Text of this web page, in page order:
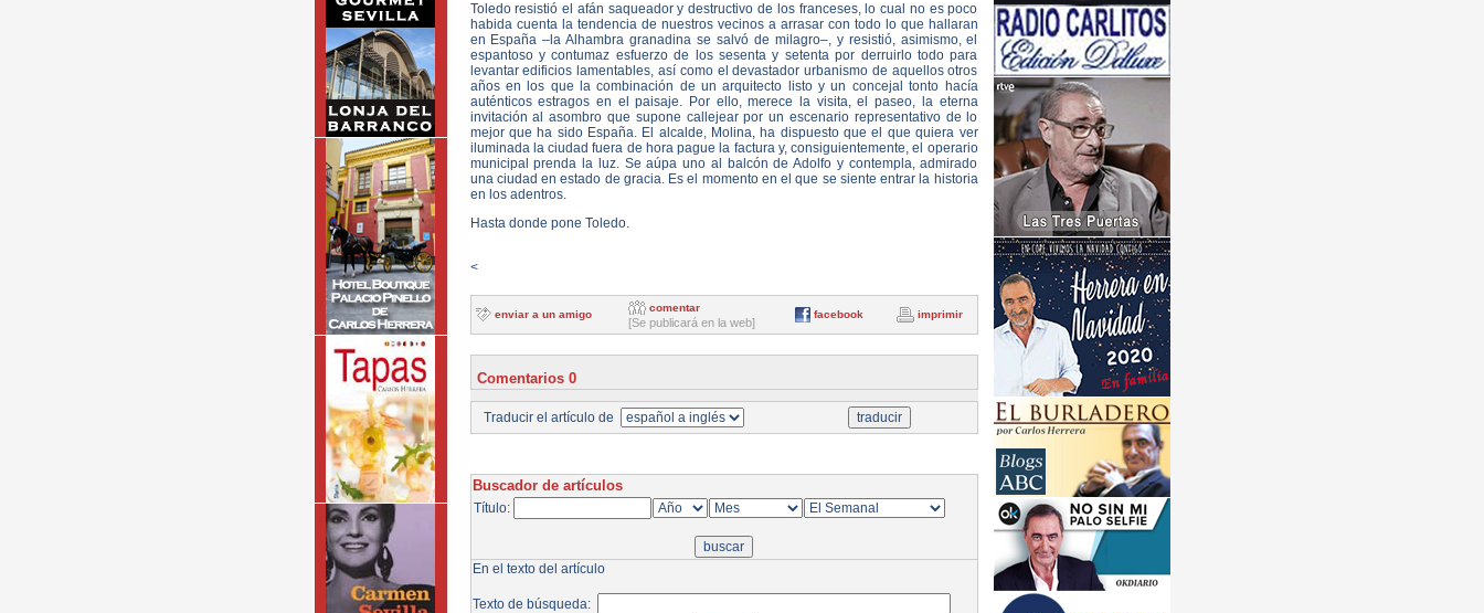
Toledo resistió el afán saqueador y destructivo de los franceses, lo cual no es poco
habida cuenta la tendencia de nuestros vecinos a arrasar con todo lo que hallaran
en España –la Alhambra granadina se salvó de milagro–, y resistió, asimismo, el
espantoso y contumaz esfuerzo de los sesenta y setenta por derruirlo todo para
levantar edificios lamentables, así como el devastador urbanismo de aquellos otros
años en los que la combinación de un arquitecto listo y un concejal tonto hacía
auténticos estragos en el paisaje. Por ello, merece la visita, el paseo, la eterna
invitación al asombro que supone callejear por un escenario representativo de lo
mejor que ha sido España. El alcalde, Molina, ha dispuesto que el que quiera ver
iluminada la ciudad fuera de hora pague la factura y, consiguientemente, el operario
municipal prenda la luz. Se aúpa uno al balcón de Adolfo y contempla, admirado
una ciudad en estado de gracia. Es el momento en el que se siente entrar la historia
en los adentros.
Hasta donde pone Toledo.
<
enviar a un amigo
comentar
[Se publicará en la web]
facebook imprimir
Comentarios 0
Traducir el artículo de
Buscador de artículos
Título:
En el texto del artículo
Texto de búsqueda: